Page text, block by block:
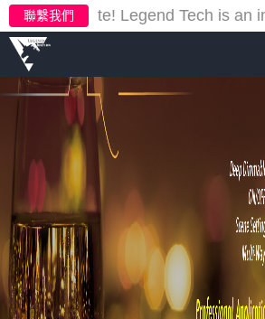
聯繫我們
new website! Legend Tech is an